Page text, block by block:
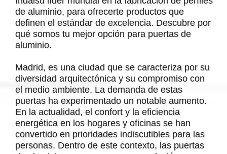
de aluminio, para ofrecerte productos que
definen el estándar de excelencia. Descubre por
qué somos tu mejor opción para puertas de
aluminio.
Madrid, es una ciudad que se caracteriza por su
diversidad arquitectónica y su compromiso con
el medio ambiente. La demanda de estas
puertas ha experimentado un notable aumento.
En la actualidad, el confort y la eficiencia
energética en los hogares y oficinas se han
convertido en prioridades indiscutibles para las
personas. Dentro de este contexto, las puertas